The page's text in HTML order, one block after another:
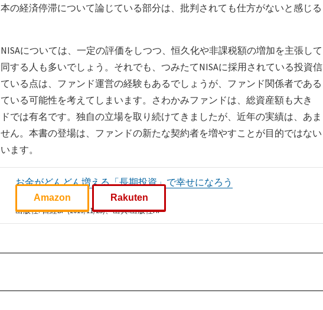
の経済停滞について論じている部分は、批判されても仕方がないと感じる
については、一定の評価をしつつ、恒久化や非課税額の増加を主張して
する人も多いでしょう。それでも、つみたてNISAに採用されている投資信
いる点は、ファンド運営の経験もあるでしょうが、ファンド関係者である
いる可能性を考えてしまいます。さわかみファンドは、総資産額も大き
では有名です。独自の立場を取り続けてきましたが、近年の実績は、あま
ん。本書の登場は、ファンドの新たな契約者を増やすことが目的ではない
ます。
お金がどんどん増える「長期投資」で幸せになろう
澤上 篤人 (著)
出版社: 日経BP (2019/11/25)、出典:出版社HP
Amazon Rakuten